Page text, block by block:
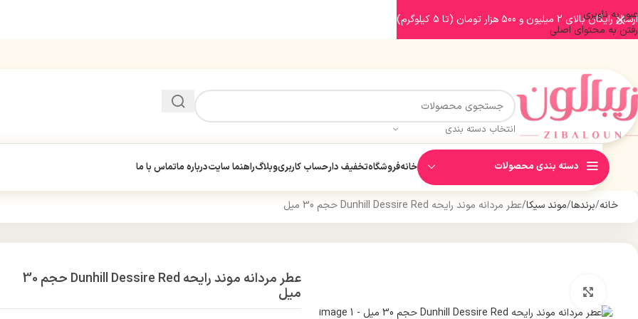
عبور به ناوبری
رفتن به محتوای اصلی
انتخاب دسته بندی
دسته بندی محصولات خانهفروشگاهتخفیف دارحساب کاربریوبلاگراهنما سایتدرباره ماتماس با ما
خانه برندها موند سیکا عطر مردانه موند رایحه Dunhill Dessire Red حجم 30 میل
عطر مردانه موند رایحه Dunhill Dessire Red حجم 30
میل
ارسال رایگان بالای 2 میلیون و 500 هزار تومان (تا 5 کیلوگرم)